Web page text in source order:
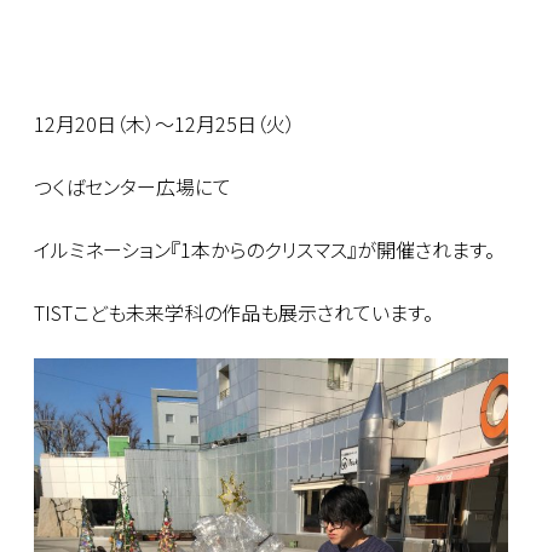
12月20日（木）～12月25日（火）
つくばセンター広場にて
イルミネーション『1本からのクリスマス』が開催されます。
TISTこども未来学科の作品も展示されています。